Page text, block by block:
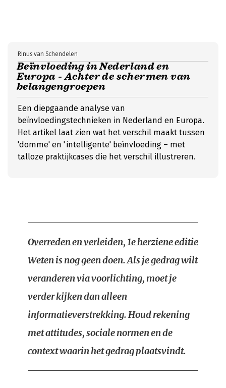
Beïnvloeding in Nederland en
Europa - Achter de schermen van
belangengroepen
Rinus van Schendelen
Een diepgaande analyse van
beïnvloedingstechnieken in Nederland en Europa.
Het artikel laat zien wat het verschil maakt tussen
'domme' en 'intelligente' beïnvloeding – met
talloze praktijkcases die het verschil illustreren.
Overreden en verleiden, 1e herziene editie
Weten is nog geen doen. Als je gedrag wilt
veranderen via voorlichting, moet je
verder kijken dan alleen
informatieverstrekking. Houd rekening
met attitudes, sociale normen en de
context waarin het gedrag plaatsvindt.